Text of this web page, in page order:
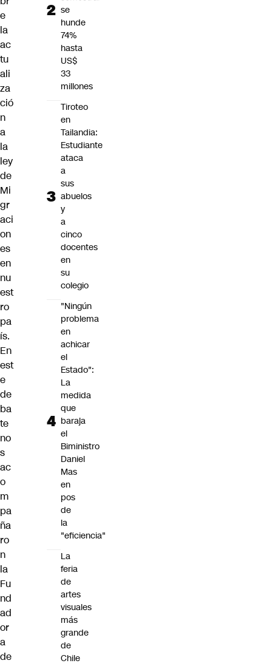
e
la
ac
tu
ali
za
ció
n
a
la
ley
de
Mi
gr
aci
on
es
en
nu
est
ro
pa
ís.
En
est
e
de
ba
te
no
s
ac
o
m
pa
ña
ro
n
la
Fu
nd
ad
or
a
de
se
hunde
74%
hasta
US$
33
millones
Tiroteo
en
Tailandia:
Estudiante
ataca
a
sus
abuelos
y
a
cinco
docentes
en
su
colegio
"Ningún
problema
en
achicar
el
Estado":
La
medida
que
baraja
el
Biministro
Daniel
Mas
en
pos
de
la
"eficiencia"
La
feria
de
artes
visuales
más
grande
de
Chile